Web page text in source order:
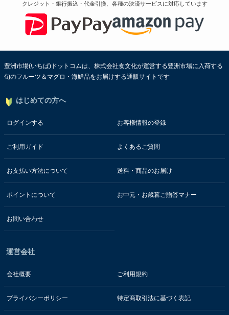
クレジット・銀行振込・代金引換、各種の決済サービスに対応しています
豊洲市場(いちば)ドットコムは、株式会社食文化が運営する豊洲市場に入荷する
旬のフルーツ＆マグロ・海鮮品をお届けする通販サイトです
はじめての方へ
ログインする お客様情報の登録
ご利用ガイド よくあるご質問
お支払い方法について 送料・商品のお届け
ポイントについて お中元・お歳暮ご贈答マナー
お問い合わせ
運営会社
会社概要 ご利用規約
プライバシーポリシー 特定商取引法に基づく表記